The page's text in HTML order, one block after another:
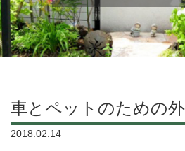
車とペットのための
2018.02.14